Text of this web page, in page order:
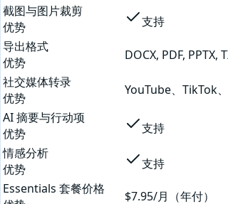
截图与图片裁剪
优势
支持
导出格式
优势
DOCX, PDF, PPTX,
社交媒体转录
优势
YouTube、TikTok
AI 摘要与行动项
优势
支持
情感分析
优势
支持
Essentials 套餐价格
$7.95/月（年付）